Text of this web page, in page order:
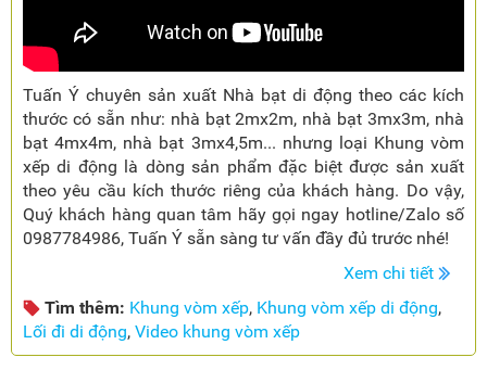
Tuấn Ý chuyên sản xuất Nhà bạt di động theo các kích
thước có sẵn như: nhà bạt 2mx2m, nhà bạt 3mx3m, nhà
bạt 4mx4m, nhà bạt 3mx4,5m... nhưng loại Khung vòm
xếp di động là dòng sản phẩm đặc biệt được sản xuất
theo yêu cầu kích thước riêng của khách hàng. Do vậy,
Quý khách hàng quan tâm hãy gọi ngay hotline/Zalo số
0987784986, Tuấn Ý sẵn sàng tư vấn đầy đủ trước nhé!
Xem chi tiết
Tìm thêm: Khung vòm xếp, Khung vòm xếp di động,
Lối đi di động, Video khung vòm xếp